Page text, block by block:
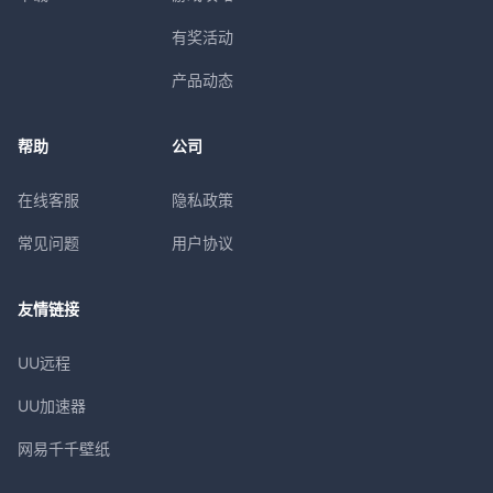
有奖活动
产品动态
帮助
在线客服
常见问题
公司
隐私政策
用户协议
友情链接
UU远程
UU加速器
网易千千壁纸